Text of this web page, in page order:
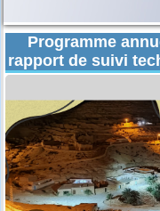
Programme
rapport de suivi